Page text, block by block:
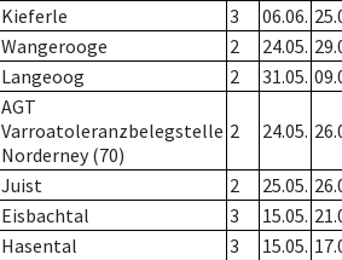
Kieferle 3 06.06.
Wangerooge 2 24.05.
Langeoog 2 31.05.
AGT
Varroatoleranzbelegstelle
Norderney (70)
2 24.05.
Juist 2 25.05.
Eisbachtal 3 15.05.
Hasental 3 15.05.